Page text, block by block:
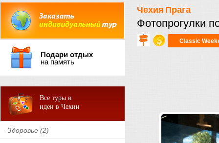
Подари отдых
на память
Все туры и
идеи в Чехии
Здоровье (2)
Чехия Прага
Фотопрогулки
Classic